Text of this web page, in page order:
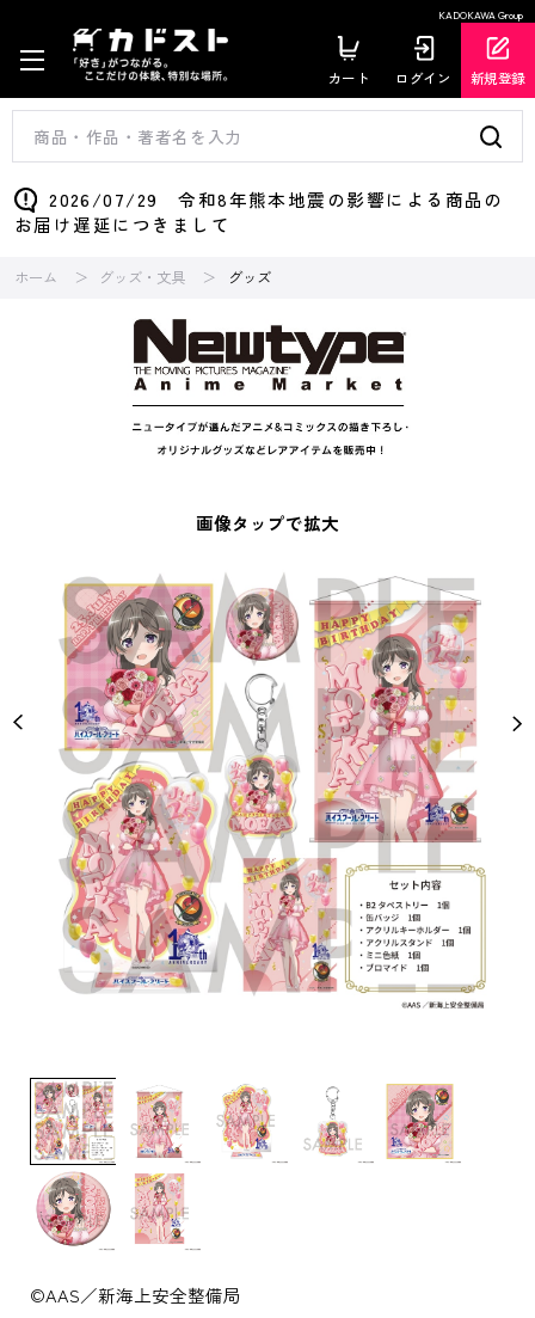
KADOKAWA Group
カート ログイン 新規登録
2026/07/29 令和8年熊本地震の影響による商品の
お届け遅延につきまして
ホーム グッズ・文具 グッズ
画像タップで拡大
©AAS／新海上安全整備局